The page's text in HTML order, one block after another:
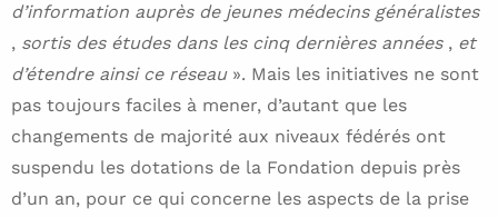
d’information auprès de jeunes médecins généralistes
, sortis des études dans les cinq dernières années , et
d’étendre ainsi ce réseau ». Mais les initiatives ne sont
pas toujours faciles à mener, d’autant que les
changements de majorité aux niveaux fédérés ont
suspendu les dotations de la Fondation depuis près
d’un an, pour ce qui concerne les aspects de la prise